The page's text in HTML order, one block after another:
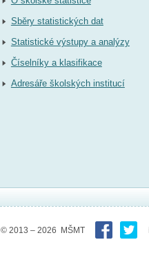
Sběry statistických dat
Statistické výstupy a analýzy
Číselníky a klasifikace
Adresáře školských institucí
© 2013 – 2026 MŠMT